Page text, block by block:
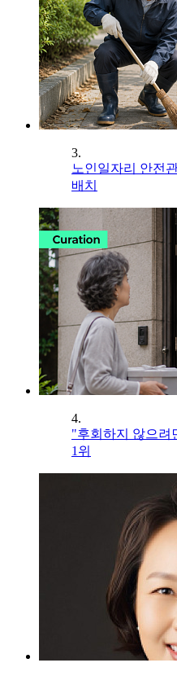
3.
노인일자리 안전
배치
4.
"후회하지 않으려
1위